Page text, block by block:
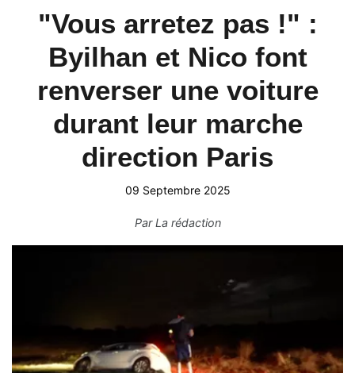
"Vous arretez pas !" :
Byilhan et Nico font
renverser une voiture
durant leur marche
direction Paris
09 Septembre 2025
ParLa rédaction